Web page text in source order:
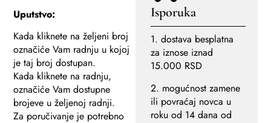
Uputstvo:
Kada kliknete na željeni broj
označiće Vam radnju u kojoj
je taj broj dostupan.
Kada kliknete na radnju,
označiće Vam dostupne
brojeve u željenoj radnji.
Za poručivanje je potrebno
Isporuka
1. dostava besplatna
za iznose iznad
15.000 RSD
2. mogućnost zamene
ili povraćaj novca u
roku od 14 dana od